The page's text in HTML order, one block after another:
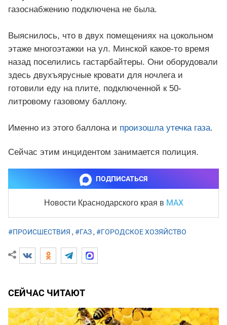
газоснабжению подключена не была.
Выяснилось, что в двух помещениях на цокольном
этаже многоэтажки на ул. Минской какое-то время
назад поселились гастарбайтеры. Они оборудовали
здесь двухъярусные кровати для ночлега и
готовили еду на плите, подключенной к 50-
литровому газовому баллону.
Именно из этого баллона и произошла утечка газа.
Сейчас этим инцидентом занимается полиция.
ПОДПИСАТЬСЯ
Новости Краснодарского края в MAX
#ПРОИСШЕСТВИЯ , #ГАЗ, #ГОРОДСКОЕ ХОЗЯЙСТВО
СЕЙЧАС ЧИТАЮТ